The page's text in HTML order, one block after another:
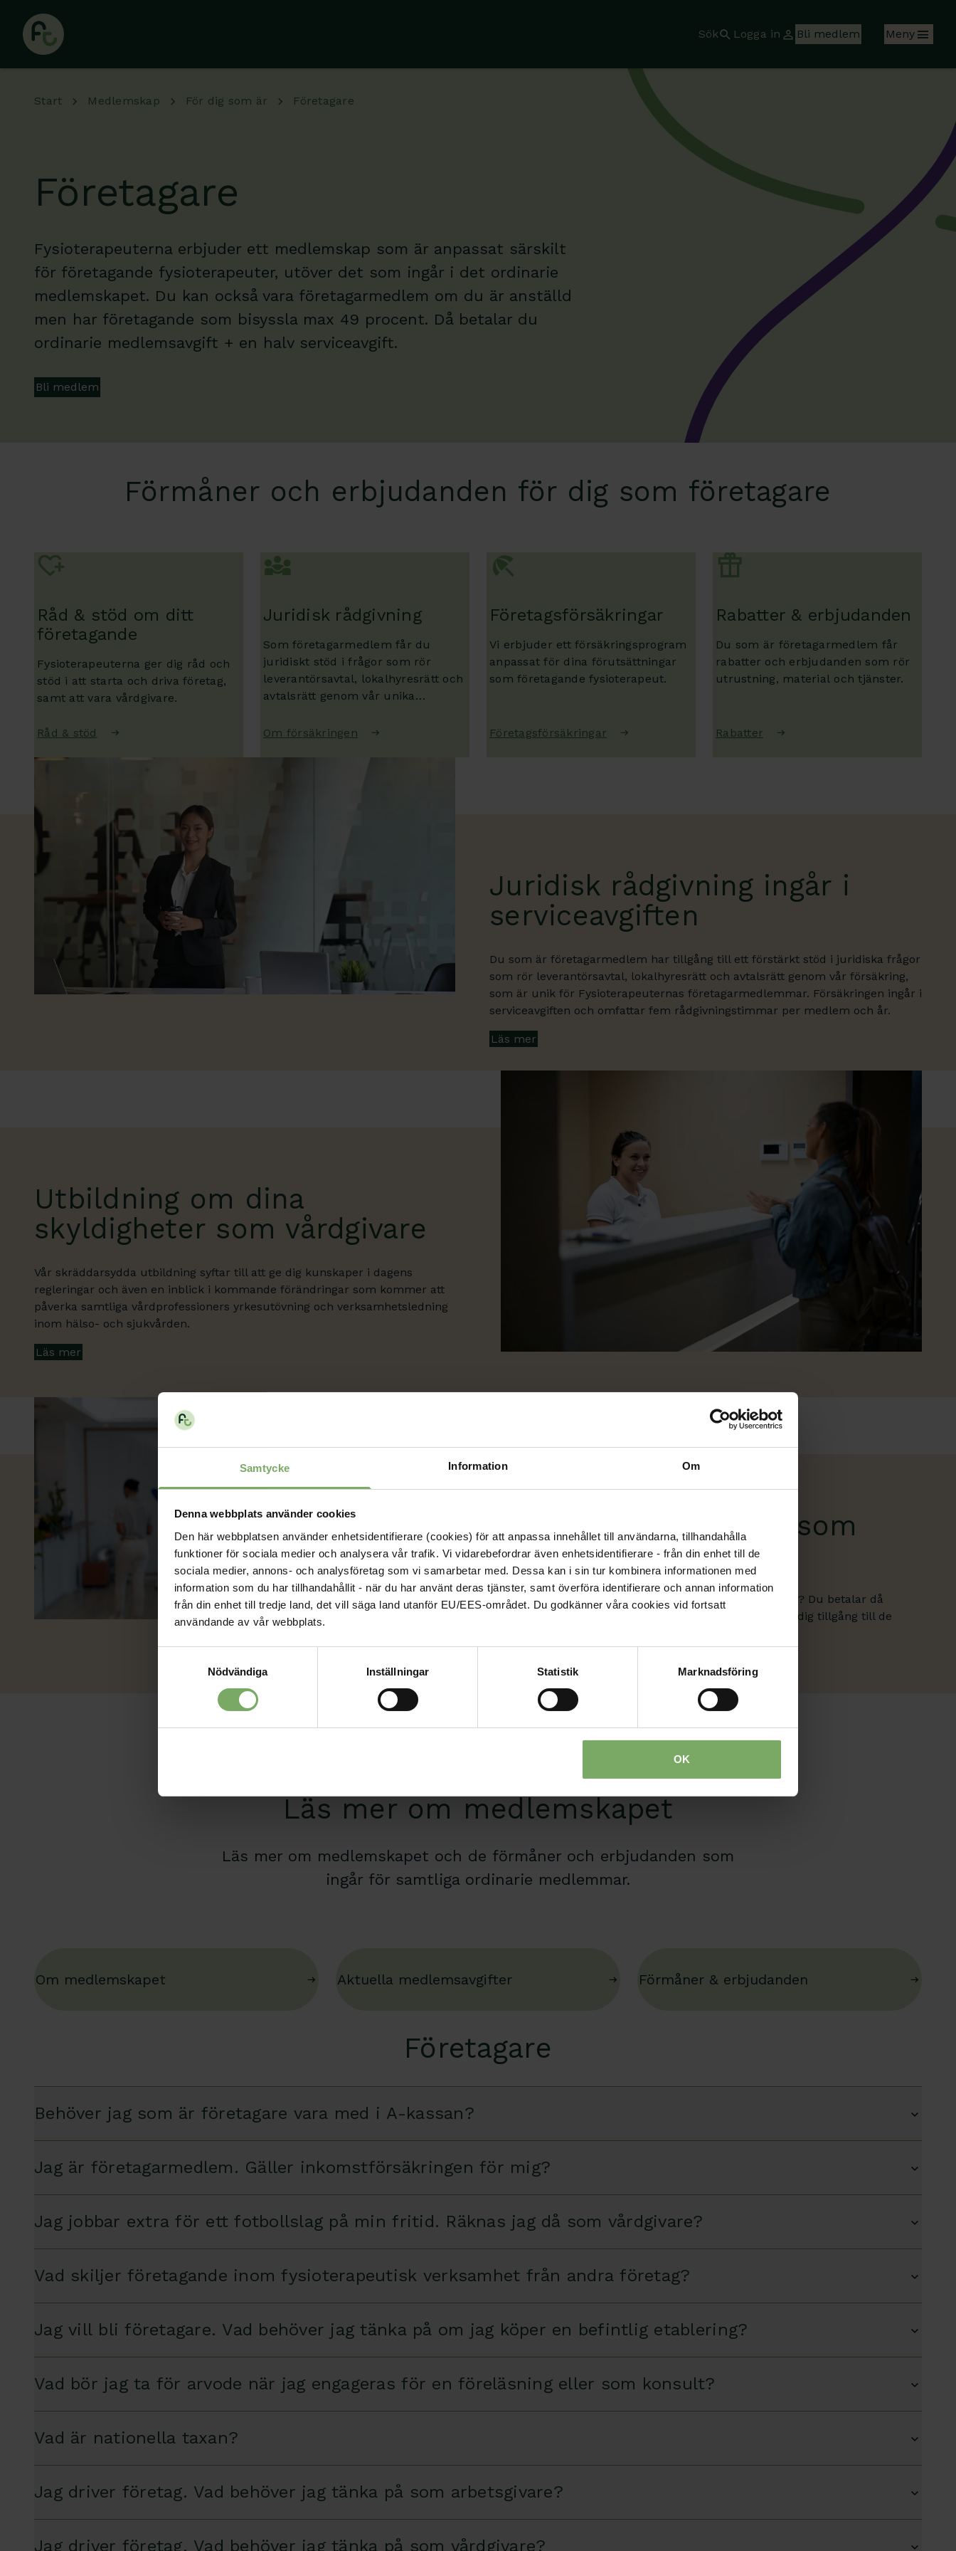
Samtycke Information Om
Denna webbplats använder cookies
Den här webbplatsen använder enhetsidentifierare (cookies) för att anpassa innehållet till användarna, tillhandahålla
funktioner för sociala medier och analysera vår trafik. Vi vidarebefordrar även enhetsidentifierare - från din enhet till de
sociala medier, annons- och analysföretag som vi samarbetar med. Dessa kan i sin tur kombinera informationen med
information som du har tillhandahållit - när du har använt deras tjänster, samt överföra identifierare och annan information
från din enhet till tredje land, det vill säga land utanför EU/EES-området. Du godkänner våra cookies vid fortsatt
användande av vår webbplats.
Nödvändiga
Inställningar Statistik Marknadsföring
OK
Sök
Logga in Bli medlem Meny
Start Medlemskap För dig som är Företagare
Företagare
Fysioterapeuterna erbjuder ett medlemskap som är anpassat särskilt
för företagande fysioterapeuter, utöver det som ingår i det ordinarie
medlemskapet. Du kan också vara företagarmedlem om du är anställd
men har företagande som bisyssla max 49 procent. Då betalar du
ordinarie medlemsavgift + en halv serviceavgift.
Bli medlem
Förmåner och erbjudanden för dig som företagare
Råd & stöd om ditt
företagande
Fysioterapeuterna ger dig råd och
stöd i att starta och driva företag,
samt att vara vårdgivare.
Råd & stöd
Juridisk rådgivning
Som företagarmedlem får du
juridiskt stöd i frågor som rör
leverantörsavtal, lokalhyresrätt och
avtalsrätt genom vår unika
Om försäkringen
Företagsförsäkringar
Vi erbjuder ett försäkringsprogram
anpassat för dina förutsättningar
som företagande fysioterapeut.
Företagsförsäkringar
Rabatter & erbjudanden
Du som är företagarmedlem får
rabatter och erbjudanden som rör
utrustning, material och tjänster.
Rabatter
Juridisk rådgivning ingår i
serviceavgiften
Du som är företagarmedlem har tillgång till ett förstärkt stöd i juridiska frågor
som rör leverantörsavtal, lokalhyresrätt och avtalsrätt genom vår försäkring,
som är unik för Fysioterapeuternas företagarmedlemmar. Försäkringen ingår i
serviceavgiften och omfattar fem rådgivningstimmar per medlem och år.
Läs mer
Utbildning om dina
skyldigheter som vårdgivare
Vår skräddarsydda utbildning syftar till att ge dig kunskaper i dagens
regleringar och även en inblick i kommande förändringar som kommer att
påverka samtliga vårdprofessioners yrkesutövning och verksamhetsledning
inom hälso- och sjukvården.
Läs mer
Anställd med företag som
bisyssla
Är du anställd och driver egen verksamhet som bisyssla? Du betalar då
ordinarie medlemsavgift + en halv serviceavgift. Det ger dig tillgång till de
Aktuellt för dig som företagare
Läs mer om medlemskapet
Läs mer om medlemskapet och de förmåner och erbjudanden som
ingår för samtliga ordinarie medlemmar.
Om medlemskapet Aktuella medlemsavgifter Förmåner & erbjudanden
Företagare
Behöver jag som är företagare vara med i A-kassan?
Jag är företagarmedlem. Gäller inkomstförsäkringen för mig?
Jag jobbar extra för ett fotbollslag på min fritid. Räknas jag då som vårdgivare?
Vad skiljer företagande inom fysioterapeutisk verksamhet från andra företag?
Jag vill bli företagare. Vad behöver jag tänka på om jag köper en befintlig etablering?
Vad bör jag ta för arvode när jag engageras för en föreläsning eller som konsult?
Vad är nationella taxan?
Jag driver företag. Vad behöver jag tänka på som arbetsgivare?
Jag driver företag. Vad behöver jag tänka på som vårdgivare?